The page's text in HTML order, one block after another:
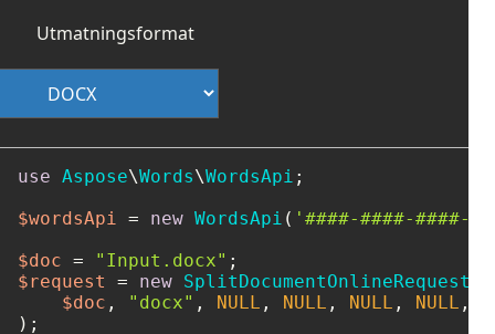
Utmatningsformat
use Aspose\Words\WordsApi ;
$wordsApi = new WordsApi ( '####-####-####-
$doc = "Input.docx"
$request
= new SplitDocumentOnlineRequest
$doc , "docx" , NULL , NULL , NULL , NULL ,